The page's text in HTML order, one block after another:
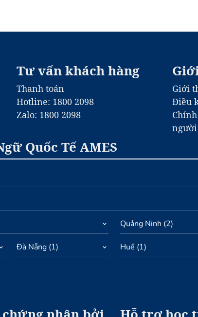
Tư vấn khách hàng
Thanh toán
Hotline: 1800 2098
Zalo: 1800 2098
Giới
Điều
Quốc Tế AMES
Quảng Ninh (2)
Đà Nẵng(1) Huế (1)